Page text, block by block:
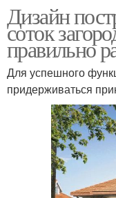
Дизайн
соток
правильно
Для успешного
придерживаться